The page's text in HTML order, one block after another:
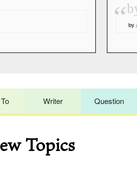
“ by
Writer Question
Topics